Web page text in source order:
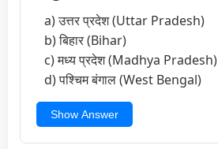
a) उत्तर प्रदेश (Uttar Pradesh)
b) बिहार (Bihar)
c) मध्य प्रदेश (Madhya Pradesh)
d) पश्चिम बंगाल (West Bengal)
Show Answer